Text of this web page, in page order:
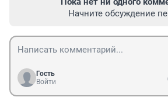
Начните обсуждение
Гость
Войти